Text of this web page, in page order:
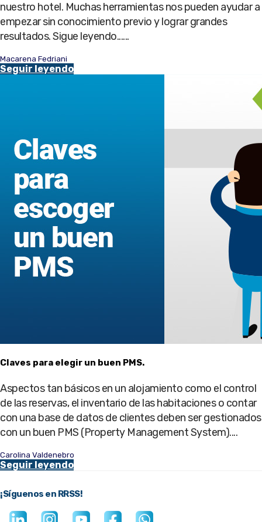
nuestro hotel. Muchas herramientas nos pueden ayudar a
empezar sin conocimiento previo y lograr grandes
resultados. Sigue leyendo......
Macarena Fedriani
Seguir leyendo
Claves para elegir un buen PMS.
Aspectos tan básicos en un alojamiento como el control
de las reservas, el inventario de las habitaciones o contar
con una base de datos de clientes deben ser gestionados
con un buen PMS (Property Management System)....
Carolina Valdenebro
Seguir leyendo
¡Síguenos en RRSS!